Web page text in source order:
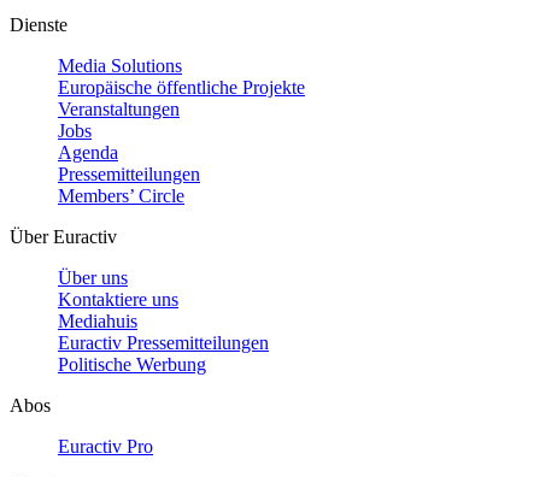
Dienste
Media Solutions
Europäische öffentliche Projekte
Veranstaltungen
Jobs
Agenda
Pressemitteilungen
Members’ Circle
Über Euractiv
Über uns
Kontaktiere uns
Mediahuis
Euractiv Pressemitteilungen
Politische Werbung
Abos
Euractiv Pro